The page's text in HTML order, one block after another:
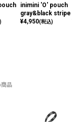
inimini 'O' pouch
gray&black stripe
¥4,950(税込)
商品